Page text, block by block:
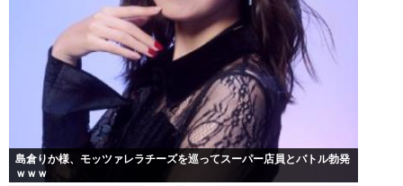
島倉りか様、モッツァレラチーズを巡ってスーパー店員とバトル勃発
ｗｗｗ